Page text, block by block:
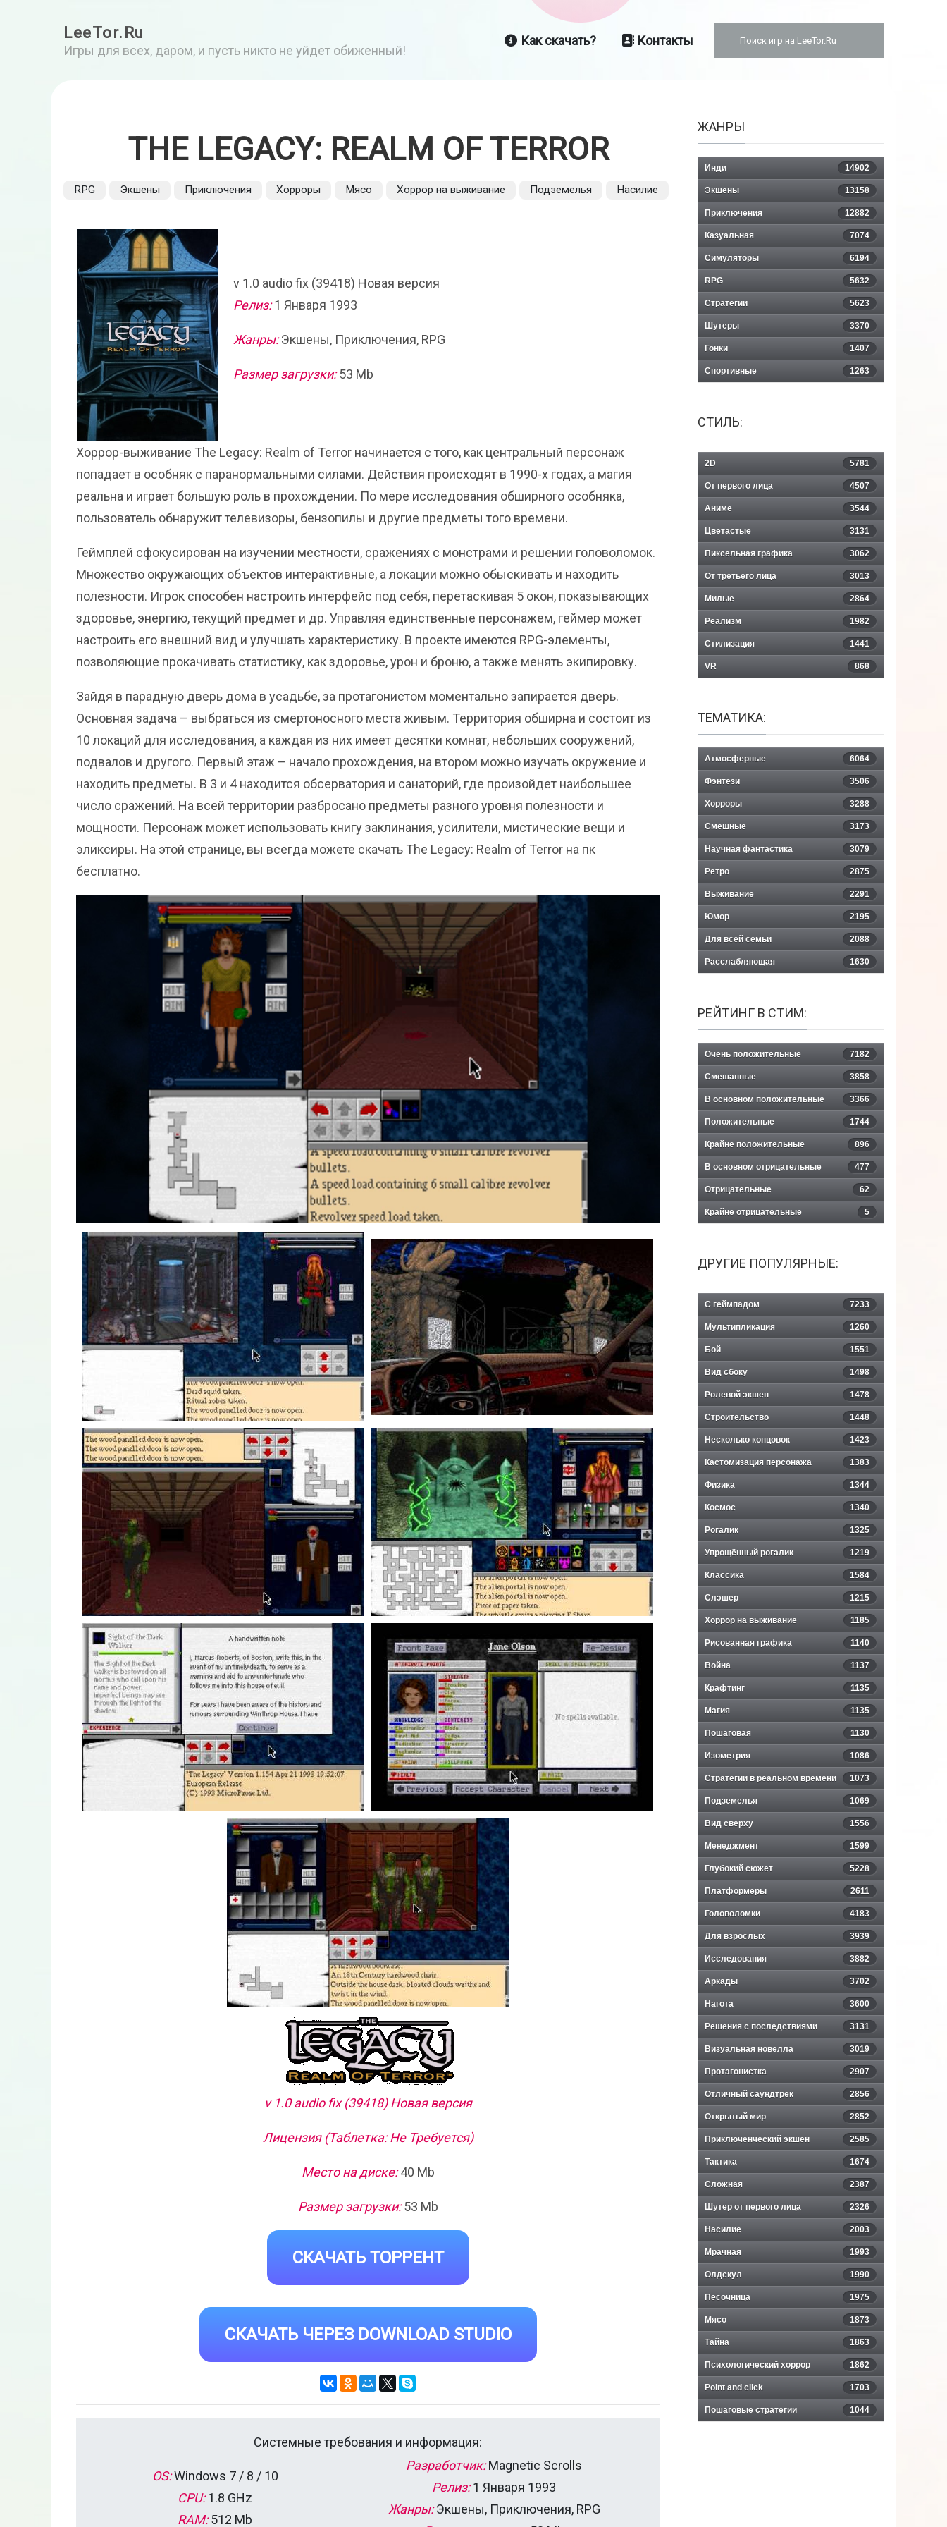
LeeTor.Ru
Игры для всех, даром, и пусть никто не уйдет обиженный!
Как скачать? Контакты
THE LEGACY: REALM OF TERROR
RPG Экшены Приключения Хорроры Мясо Хоррор на выживание Подземелья Насилие
v 1.0 audio fix (39418) Новая версия
Релиз:1 Января 1993
Жанры:Экшены, Приключения, RPG
Размер загрузки:53 Mb
Хоррор-выживание The Legacy: Realm of Terror начинается с того, как центральный персонаж
попадает в особняк с паранормальными силами. Действия происходят в 1990-х годах, а магия
реальна и играет большую роль в прохождении. По мере исследования обширного особняка,
пользователь обнаружит телевизоры, бензопилы и другие предметы того времени.
Геймплей сфокусирован на изучении местности, сражениях с монстрами и решении головоломок.
Множество окружающих объектов интерактивные, а локации можно обыскивать и находить
полезности. Игрок способен настроить интерфейс под себя, перетаскивая 5 окон, показывающих
здоровье, энергию, текущий предмет и др. Управляя единственные персонажем, геймер может
настроить его внешний вид и улучшать характеристику. В проекте имеются RPG-элементы,
позволяющие прокачивать статистику, как здоровье, урон и броню, а также менять экипировку.
Зайдя в парадную дверь дома в усадьбе, за протагонистом моментально запирается дверь.
Основная задача – выбраться из смертоносного места живым. Территория обширна и состоит из
10 локаций для исследования, а каждая из них имеет десятки комнат, небольших сооружений,
подвалов и другого. Первый этаж – начало прохождения, на втором можно изучать окружение и
находить предметы. В 3 и 4 находится обсерватория и санаторий, где произойдет наибольшее
число сражений. На всей территории разбросано предметы разного уровня полезности и
мощности. Персонаж может использовать книгу заклинания, усилители, мистические вещи и
эликсиры. На этой странице, вы всегда можете скачать The Legacy: Realm of Terror на пк
бесплатно.
v 1.0 audio fix (39418) Новая версия
Лицензия (Таблетка: Не Требуется)
Место на диске:40 Mb
Размер загрузки:53 Mb
СКАЧАТЬ ТОРРЕНТ
СКАЧАТЬ ЧЕРЕЗ DOWNLOAD STUDIO
Системные требования и информация:
OS:Windows 7 / 8 / 10
CPU:1.8 GHz
RAM:512 Mb
Разработчик:Magnetic Scrolls
Релиз:1 Января 1993
Жанры:Экшены, Приключения, RPG
ЖАНРЫ
Инди 14902
Экшены 13158
Приключения 12882
Казуальная 7074
Симуляторы 6194
RPG 5632
Стратегии 5623
Шутеры 3370
Гонки 1407
Спортивные 1263
СТИЛЬ:
2D 5781
От первого лица 4507
Аниме 3544
Цветастые 3131
Пиксельная графика 3062
От третьего лица 3013
Милые 2864
Реализм 1982
Стилизация 1441
VR 868
ТЕМАТИКА:
Атмосферные 6064
Фэнтези 3506
Хорроры 3288
Смешные 3173
Научная фантастика 3079
Ретро 2875
Выживание 2291
Юмор 2195
Для всей семьи 2088
Расслабляющая 1630
РЕЙТИНГ В СТИМ:
Очень положительные 7182
Смешанные 3858
В основном положительные 3366
Положительные 1744
Крайне положительные 896
В основном отрицательные 477
Отрицательные 62
Крайне отрицательные 5
ДРУГИЕ ПОПУЛЯРНЫЕ:
С геймпадом 7233
Мультипликация 1260
Бой 1551
Вид сбоку 1498
Ролевой экшен 1478
Строительство 1448
Несколько концовок 1423
Кастомизация персонажа 1383
Физика 1344
Космос 1340
Рогалик 1325
Упрощённый рогалик 1219
Классика 1584
Слэшер 1215
Хоррор на выживание 1185
Рисованная графика 1140
Война 1137
Крафтинг 1135
Магия 1135
Пошаговая 1130
Изометрия 1086
Стратегии в реальном времени 1073
Подземелья 1069
Вид сверху 1556
Менеджмент 1599
Глубокий сюжет 5228
Платформеры 2611
Головоломки 4183
Для взрослых 3939
Исследования 3882
Аркады 3702
Нагота 3600
Решения с последствиями 3131
Визуальная новелла 3019
Протагонистка 2907
Отличный саундтрек 2856
Открытый мир 2852
Приключенческий экшен 2585
Тактика 1674
Сложная 2387
Шутер от первого лица 2326
Насилие 2003
Мрачная 1993
Олдскул 1990
Песочница 1975
Мясо 1873
Тайна 1863
Психологический хоррор 1862
Point and click 1703
Пошаговые стратегии 1044